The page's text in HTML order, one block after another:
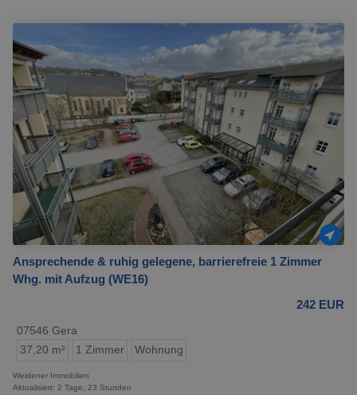
Ansprechende & ruhig gelegene, barrierefreie 1 Zimmer
Whg. mit Aufzug (WE16)
242 EUR
07546 Gera
37,20 m²
1 Zimmer Wohnung
Weidener Immobilien
Aktualisiert: 2 Tage, 23 Stunden